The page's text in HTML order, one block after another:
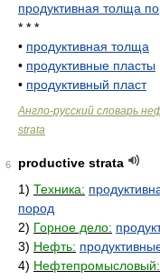
продуктивная толща
* * *
• продуктивная толща
• продуктивные пласты
• продуктивный пласт
Англо-русский словарь
strata
6
productive strata
1) Техника:
пород
2) Горное дело:
3) Нефть:
4) Нефтепромысловый: